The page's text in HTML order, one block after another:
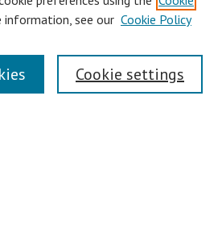
information, see our Cookie Policy
Cookie settings